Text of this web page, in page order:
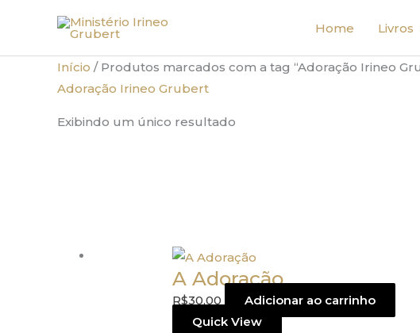
o
conteúdo
Home Livros
Início / Produtos marcados com a tag “Adoração Irineo
Adoração Irineo Grubert
Exibindo um único resultado
A Adoração
R$30,00
Adicionar ao carrinho
Quick View